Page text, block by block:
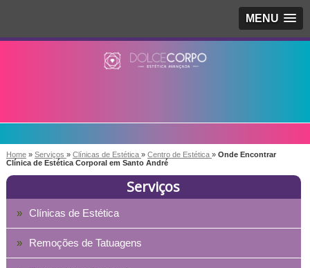
MENU
Home » Serviços » Clínicas de Estética » Centro de Estética » Onde Encontrar
Clínica de Estética Corporal em Santo André
Serviços
Clínicas de Estética
Remoções de Tatuagens